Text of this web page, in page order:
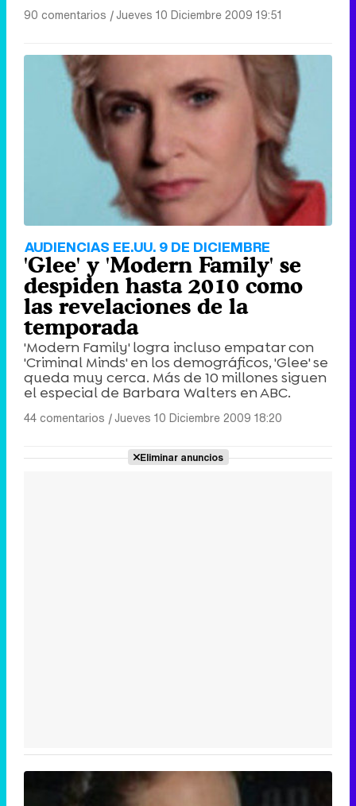
90 comentarios |Jueves 10 Diciembre 2009 19:51
AUDIENCIAS EE.UU. 9 DE DICIEMBRE
'Glee' y 'Modern Family' se
despiden hasta 2010 como
las revelaciones de la
temporada
'Modern Family' logra incluso empatar con
'Criminal Minds' en los demográficos, 'Glee' se
queda muy cerca. Más de 10 millones siguen
el especial de Barbara Walters en ABC.
44 comentarios |Jueves 10 Diciembre 2009 18:20
Eliminar anuncios